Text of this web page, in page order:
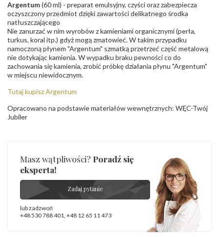
Argentum(60 ml) - preparat emulsyjny, czyści oraz zabezpiecza
oczyszczony przedmiot dzięki zawartości delikatnego środka
natłuszczającego
Nie zanurzać w nim wyrobów z kamieniami organicznymi (perła,
turkus, koral itp.) gdyż mogą zmatowieć. W takim przypadku
namoczoną płynem "Argentum" szmatką przetrzeć część metalową
nie dotykając kamienia. W wypadku braku pewności co do
zachowania się kamienia, zrobić próbkę działania płynu "Argentum"
w miejscu niewidocznym.
Tutaj kupisz Argentum
Opracowano na podstawie materiałów wewnętrznych: WĘC-Twój
Jubiler
Masz wątpliwości? Poradź się
eksperta!
Zadaj pytanie
lub zadzwoń
+48 530 788 401, +48 12 65 11 473